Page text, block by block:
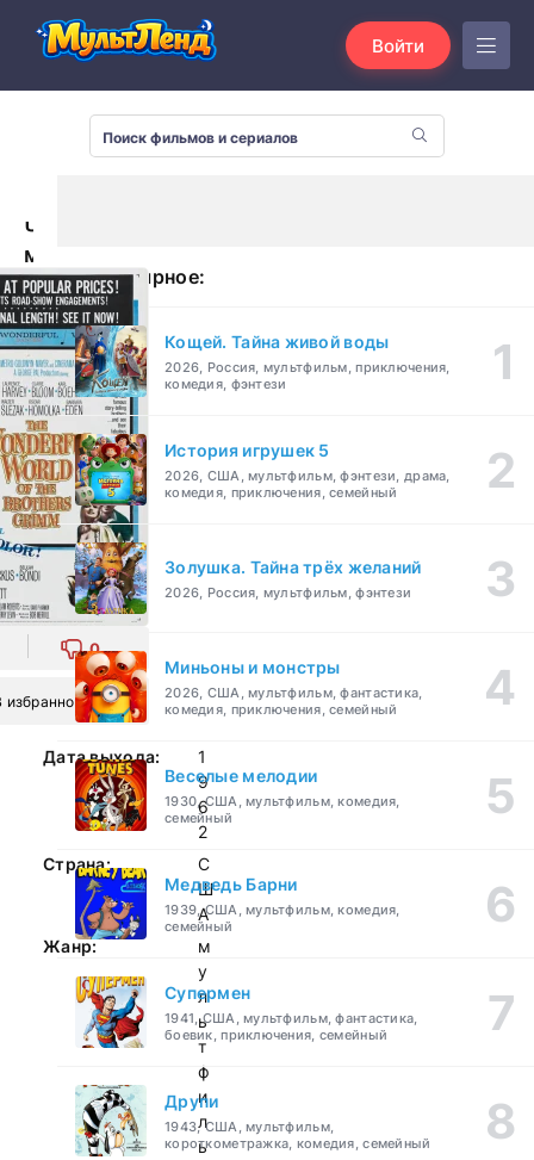
Войти
Чудесный
мир
братьев
Гримм
(1962)
0
избранное
Дата выхода:
1
9
6
2
Страна:
С
Ш
А
Жанр:
м
у
л
ь
т
ф
и
л
ь
Популярное:
Кощей. Тайна живой воды
2026, Россия, мультфильм, приключения,
комедия, фэнтези
История игрушек 5
2026, США, мультфильм, фэнтези, драма,
комедия, приключения, семейный
Золушка. Тайна трёх желаний
2026, Россия, мультфильм, фэнтези
Миньоны и монстры
2026, США, мультфильм, фантастика,
комедия, приключения, семейный
Веселые мелодии
1930, США, мультфильм, комедия,
семейный
Медведь Барни
1939, США, мультфильм, комедия,
семейный
Супермен
1941, США, мультфильм, фантастика,
боевик, приключения, семейный
Друпи
1943, США, мультфильм,
короткометражка, комедия, семейный